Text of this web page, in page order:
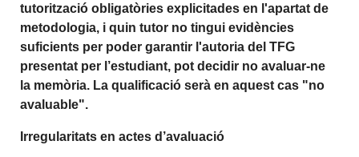
tutorització obligatòries explicitades en l'apartat de
metodologia, i quin tutor no tingui evidències
suficients per poder garantir l'autoria del TFG
presentat per l’estudiant, pot decidir no avaluar-ne
la memòria. La qualificació serà en aquest cas "no
avaluable".
Irregularitats en actes d’avaluació